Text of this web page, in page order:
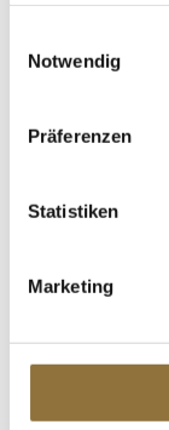
Notwendig
Präferenzen
Statistiken
Marketing